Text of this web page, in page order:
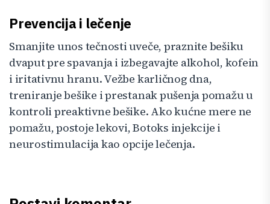
Prevencija i lečenje
Smanjite unos tečnosti uveče, praznite bešiku
dvaput pre spavanja i izbegavajte alkohol, kofein
i iritativnu hranu. Vežbe karličnog dna,
treniranje bešike i prestanak pušenja pomažu u
kontroli preaktivne bešike. Ako kućne mere ne
pomažu, postoje lekovi, Botoks injekcije i
neurostimulacija kao opcije lečenja.